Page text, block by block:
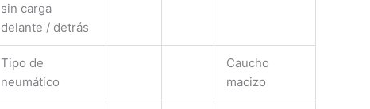
sin carga
delante / detrás
Tipo de
neumático
Caucho
macizo